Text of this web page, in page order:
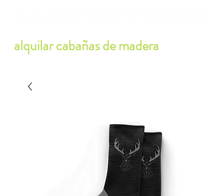
alquilar cabañas de madera